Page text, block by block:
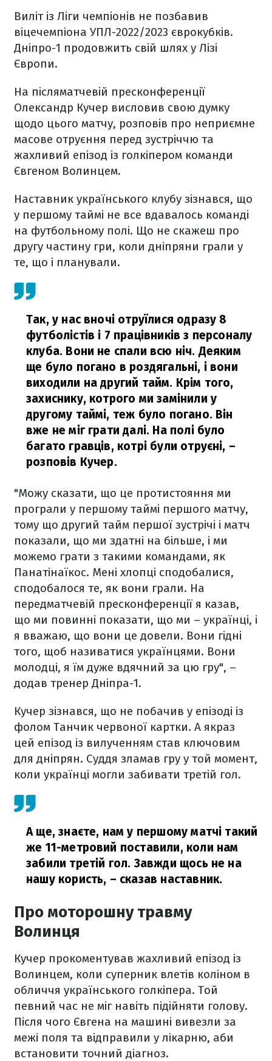
Виліт із Ліги чемпіонів не позбавив
віцечемпіона УПЛ-2022/2023 єврокубків.
Дніпро-1 продовжить свій шлях у Лізі
Європи.
На післяматчевій пресконференції
Олександр Кучер висловив свою думку
щодо цього матчу, розповів про неприємне
масове отруєння перед зустріччю та
жахливий епізод із голкіпером команди
Євгеном Волинцем.
Наставник українського клубу зізнався, що
у першому таймі не все вдавалось команді
на футбольному полі. Що не скажеш про
другу частину гри, коли дніпряни грали у
те, що і планували.
Так, у нас вночі отруїлися одразу 8
футболістів і 7 працівників з персоналу
клуба. Вони не спали всю ніч. Деяким
ще було погано в роздягальні, і вони
виходили на другий тайм. Крім того,
захиснику, котрого ми замінили у
другому таймі, теж було погано. Він
вже не міг грати далі. На полі було
багато гравців, котрі були отруєні, –
розповів Кучер.
"Можу сказати, що це протистояння ми
програли у першому таймі першого матчу,
тому що другий тайм першої зустрічі і матч
показали, що ми здатні на більше, і ми
можемо грати з такими командами, як
Панатінаїкос. Мені хлопці сподобалися,
сподобалося те, як вони грали. На
передматчевій пресконференції я казав,
що ми повинні показати, що ми – українці, і
я вважаю, що вони це довели. Вони гідні
того, щоб називатися українцями. Вони
молодці, я їм дуже вдячний за цю гру", –
додав тренер Дніпра-1.
Кучер зізнався, що не побачив у епізоді із
фолом Танчик червоної картки. А якраз
цей епізод із вилученням став ключовим
для дніпрян. Суддя зламав гру у той момент,
коли українці могли забивати третій гол.
А ще, знаєте, нам у першому матчі такий
же 11-метровий поставили, коли нам
забили третій гол. Завжди щось не на
нашу користь, – сказав наставник.
Про моторошну травму
Волинця
Кучер прокоментував жахливий епізод із
Волинцем, коли суперник влетів коліном в
обличчя українського голкіпера. Той
певний час не міг навіть підійняти голову.
Після чого Євгена на машині вивезли за
межі поля та відправили у лікарню, аби
встановити точний діагноз.